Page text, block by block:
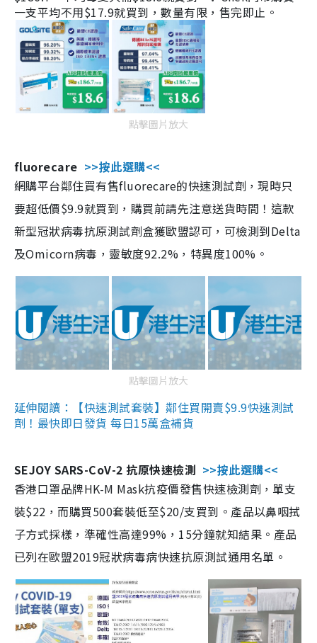
一支平均不用$17.9就買到，數量有限，售完即止。
點擊圖片放大
fluorecare >>按此選購<<
網購平台鄰住買有售fluorecare的快速測試劑，現時只
要超低價$9.9就買到，購買前請先注意送貨時間！這款
新型冠狀病毒抗原測試劑盒獲歐盟認可，可檢測到Delta
及Omicorn病毒，靈敏度92.2%，特異度100%。
點擊圖片放大
延伸閱讀：【快速測試套裝】鄰住買開賣$9.9快速測試
劑！最快即日發貨 每日15萬盒補貨
SEJOY SARS-CoV-2 抗原快速檢測 >>按此選購<<
香港口罩品牌HK-M Mask抗疫價發售快速檢測劑，單支
裝$22，而購買500套裝低至$20/支買到。產品以鼻咽拭
子方式採樣，準確性高達99%，15分鐘就知結果。產品
已列在歐盟2019冠狀病毒病快速抗原測試通用名單。